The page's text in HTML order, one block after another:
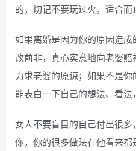
的，切记不要玩过火，适合而
如果离婚是因为你的原因造
改前非，真心实意地向老婆赔
力求老婆的原谅；如果不是
能表白一下自己的想法、看法
女人不要盲目的自己付出很
你，你的很多做法在他看来